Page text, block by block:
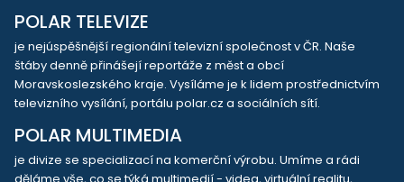
POLAR TELEVIZE
je nejúspěšnější regionální televizní společnost v ČR. Naše
štáby denně přinášejí reportáže z měst a obcí
Moravskoslezského kraje. Vysíláme je k lidem prostřednictvím
televizního vysílání, portálu polar.cz a sociálních sítí.
POLAR MULTIMEDIA
je divize se specializací na komerční výrobu. Umíme a rádi